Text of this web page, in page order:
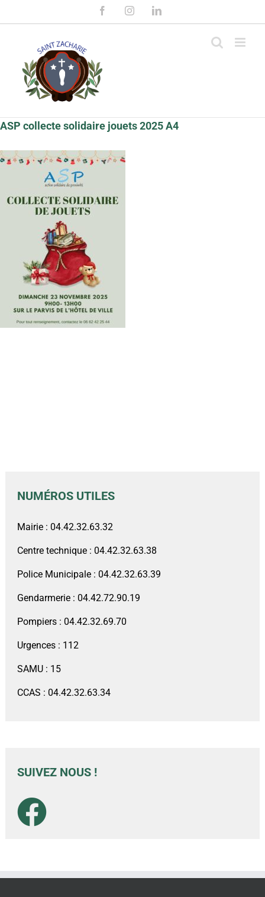
au
FacebookInstagramLinkedIn
ASP collecte solidaire jouets 2025 A4
NUMÉROS UTILES
Mairie : 04.42.32.63.32
Centre technique : 04.42.32.63.38
Police Municipale : 04.42.32.63.39
Gendarmerie : 04.42.72.90.19
Pompiers : 04.42.32.69.70
Urgences : 112
SAMU : 15
CCAS : 04.42.32.63.34
SUIVEZ NOUS !